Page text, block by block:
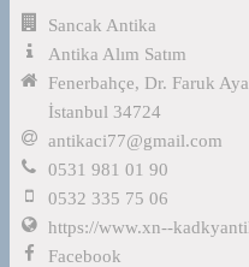
Sancak Antika
Antika Alım Satım
Fenerbahçe, Dr. Faruk
İstanbul 34724
antikaci77@gmail.com
0531 981 01 90
0532 335 75 06
https://www.xn--
Facebook